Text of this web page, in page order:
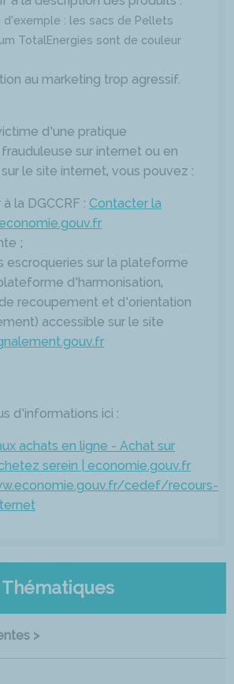
Thématiques
>
d’exemple : les sacs de Pellets
TotalEnergies sont de couleur
au marketing trop agressif.
d’une pratique
sur internet ou en
le site internet, vous pouvez :
la DGCCRF : Contacter la
;
escroqueries sur la plateforme
d’harmonisation,
recoupement et d’orientation
accessible sur le site
d’informations ici :
achats en ligne - Achat sur
serein | economie.gouv.fr
cedef/recours-